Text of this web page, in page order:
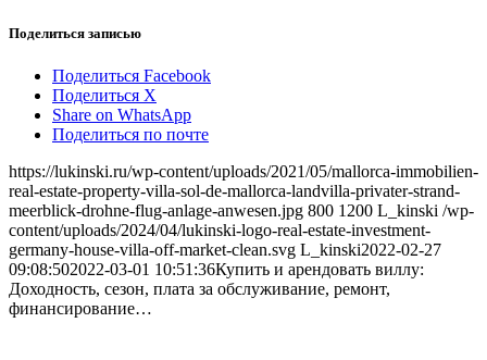
Поделиться записью
Поделиться Facebook
Поделиться X
Share on WhatsApp
Поделиться по почте
https://lukinski.ru/wp-content/uploads/2021/05/mallorca-immobilien-
real-estate-property-villa-sol-de-mallorca-landvilla-privater-strand-
meerblick-drohne-flug-anlage-anwesen.jpg 800 1200 L_kinski /wp-
content/uploads/2024/04/lukinski-logo-real-estate-investment-
germany-house-villa-off-market-clean.svg L_kinski2022-02-27
09:08:502022-03-01 10:51:36Купить и арендовать виллу:
Доходность, сезон, плата за обслуживание, ремонт,
финансирование…